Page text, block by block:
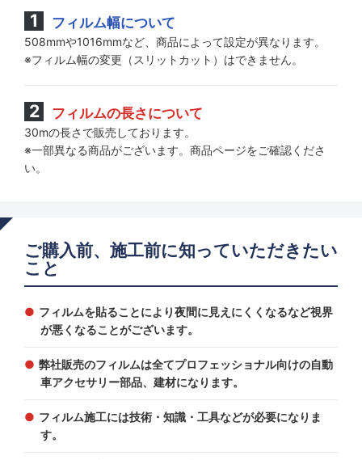
フィルム幅について
508mmや1016mmなど、商品によって設定が異なります。
※フィルム幅の変更（スリットカット）はできません。
フィルムの長さについて
30mの長さで販売しております。
※一部異なる商品がございます。商品ページをご確認くださ
い。
ご購入前、施工前に知っていただきたい
こと
フィルムを貼ることにより夜間に見えにくくなるなど視界
が悪くなることがございます。
弊社販売のフィルムは全てプロフェッショナル向けの自動
車アクセサリー部品、建材になります。
フィルム施工には技術・知識・工具などが必要になりま
す。